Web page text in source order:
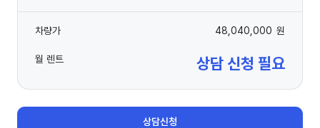
차량가 48,040,000 원
월 렌트 상담 신청 필요
상담신청